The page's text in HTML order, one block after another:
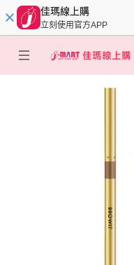
佳瑪線上購
立刻使用官方APP